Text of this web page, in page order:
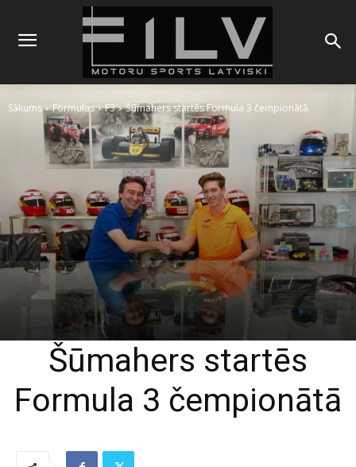
Sākums Formulas F3 Šūmahers startēs Formula 3 čempionātā
Šūmahers startēs
Formula 3 čempionātā